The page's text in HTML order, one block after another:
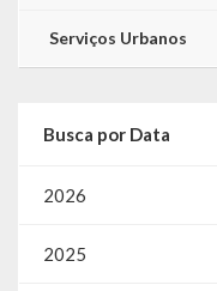
Serviços Urbanos
Busca por Data
2026
2025